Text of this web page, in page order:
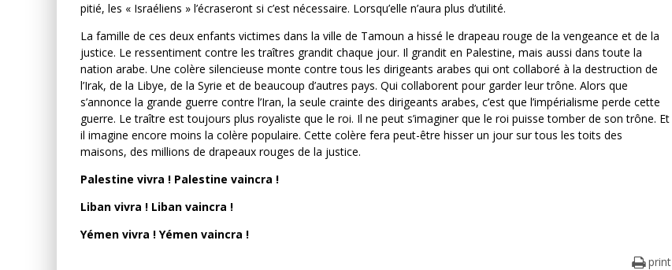
pitié, les « Israéliens » l’écraseront si c’est nécessaire. Lorsqu’elle n’aura plus d’utilité.
La famille de ces deux enfants victimes dans la ville de Tamoun a hissé le drapeau rouge de la vengeance et de la
justice. Le ressentiment contre les traîtres grandit chaque jour. Il grandit en Palestine, mais aussi dans toute la
nation arabe. Une colère silencieuse monte contre tous les dirigeants arabes qui ont collaboré à la destruction de
l’Irak, de la Libye, de la Syrie et de beaucoup d’autres pays. Qui collaborent pour garder leur trône. Alors que
s’annonce la grande guerre contre l’Iran, la seule crainte des dirigeants arabes, c’est que l’impérialisme perde cette
guerre. Le traître est toujours plus royaliste que le roi. Il ne peut s’imaginer que le roi puisse tomber de son trône. Et
il imagine encore moins la colère populaire. Cette colère fera peut-être hisser un jour sur tous les toits des
maisons, des millions de drapeaux rouges de la justice.
Palestine vivra ! Palestine vaincra !
Liban vivra ! Liban vaincra !
Yémen vivra ! Yémen vaincra !
print